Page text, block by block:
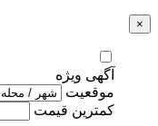
×
آگهی ویژه
موقعیت
کمترین قیمت